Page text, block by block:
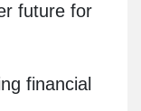
future for
financial